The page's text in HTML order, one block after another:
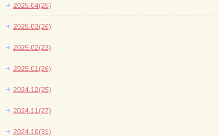
2025.04(25)
2025.03(26)
2025.02(23)
2025.01(26)
2024.12(25)
2024.11(27)
2024.10(31)